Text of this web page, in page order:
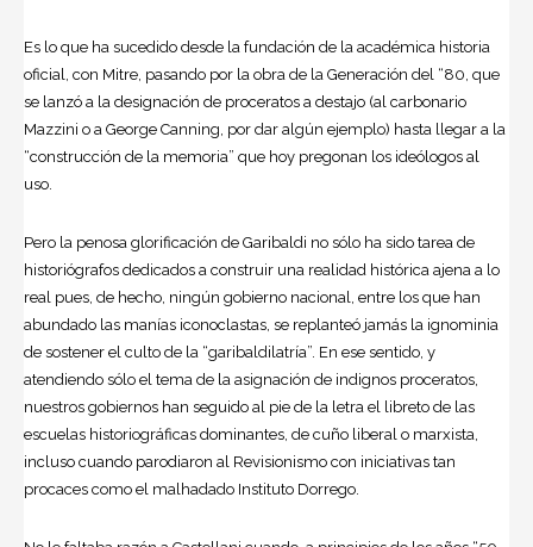
Es lo que ha sucedido desde la fundación de la académica historia
oficial, con Mitre, pasando por la obra de la Generación del “80, que
se lanzó a la designación de proceratos a destajo (al carbonario
Mazzini o a George Canning, por dar algún ejemplo) hasta llegar a la
“construcción de la memoria” que hoy pregonan los ideólogos al
uso.
Pero la penosa glorificación de Garibaldi no sólo ha sido tarea de
historiógrafos dedicados a construir una realidad histórica ajena a lo
real pues, de hecho, ningún gobierno nacional, entre los que han
abundado las manías iconoclastas, se replanteó jamás la ignominia
de sostener el culto de la “garibaldilatría”. En ese sentido, y
atendiendo sólo el tema de la asignación de indignos proceratos,
nuestros gobiernos han seguido al pie de la letra el libreto de las
escuelas historiográficas dominantes, de cuño liberal o marxista,
incluso cuando parodiaron al Revisionismo con iniciativas tan
procaces como el malhadado Instituto Dorrego.